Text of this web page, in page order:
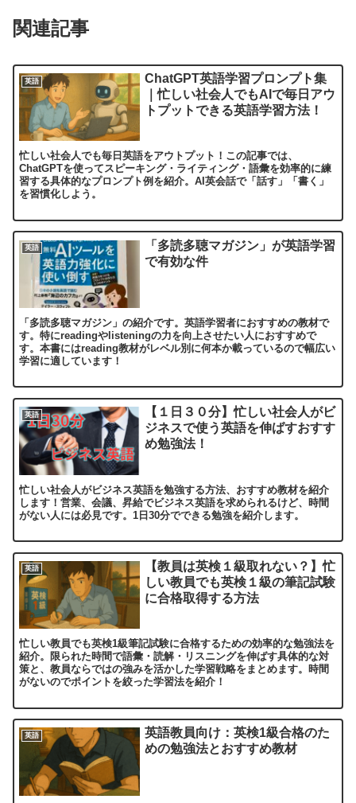
関連記事
英語
ChatGPT英語学習プロンプト集
｜忙しい社会人でもAIで毎日アウ
トプットできる英語学習方法！
忙しい社会人でも毎日英語をアウトプット！この記事では、
ChatGPTを使ってスピーキング・ライティング・語彙を効率的に練
習する具体的なプロンプト例を紹介。AI英会話で「話す」「書く」
を習慣化しよう。
英語
「多読多聴マガジン」が英語学習
で有効な件
「多読多聴マガジン」の紹介です。英語学習者におすすめの教材で
す。特にreadingやlisteningの力を向上させたい人におすすめで
す。本書にはreading教材がレベル別に何本か載っているので幅広い
学習に適しています！
英語
【１日３０分】忙しい社会人がビ
ジネスで使う英語を伸ばすおすす
め勉強法！
忙しい社会人がビジネス英語を勉強する方法、おすすめ教材を紹介
します！営業、会議、昇給でビジネス英語を求められるけど、時間
がない人には必見です。1日30分でできる勉強を紹介します。
英語
【教員は英検１級取れない？】忙
しい教員でも英検１級の筆記試験
に合格取得する方法
忙しい教員でも英検1級筆記試験に合格するための効率的な勉強法を
紹介。限られた時間で語彙・読解・リスニングを伸ばす具体的な対
策と、教員ならではの強みを活かした学習戦略をまとめます。時間
がないのでポイントを絞った学習法を紹介！
英語
英語教員向け：英検1級合格のた
めの勉強法とおすすめ教材